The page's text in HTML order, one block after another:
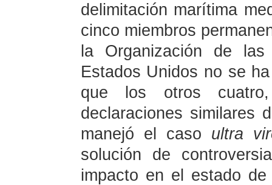
delimitación marítima
cinco miembros
la Organización de
Estados Unidos no se
que los otros
declaraciones similares
manejó el caso ultra
solución de
impacto en el estado